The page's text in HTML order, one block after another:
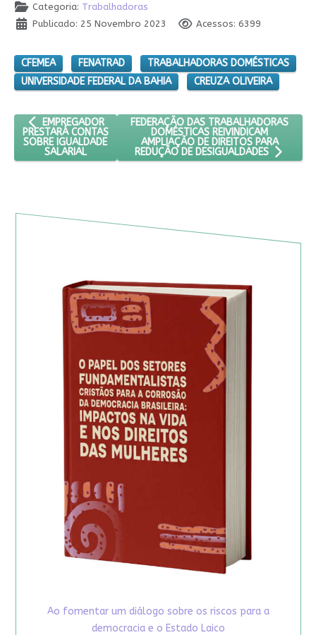
Categoria: Trabalhadoras
Publicado: 25 Novembro 2023
Acessos: 6399
CFEMEA FENATRAD
TRABALHADORAS DOMÉSTICAS
UNIVERSIDADE FEDERAL DA BAHIA
CREUZA OLIVEIRA
ARTIGO ANTERIOR: EMPREGADOR PRESTARÁ CONTAS SOBRE
EMPREGADOR
PRESTARÁ CONTAS
SOBRE IGUALDADE
SALARIAL
PRÓXIMO ARTIGO: FEDERAÇÃO DAS
FEDERAÇÃO DAS TRABALHADORAS
DOMÉSTICAS REIVINDICAM
AMPLIAÇÃO DE DIREITOS PARA
REDUÇÃO DE DESIGUALDADES
Ao fomentar um diálogo sobre os riscos para a
democracia e o Estado Laico